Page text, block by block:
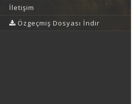
İletişim
Özgeçmiş Dosyası İndir